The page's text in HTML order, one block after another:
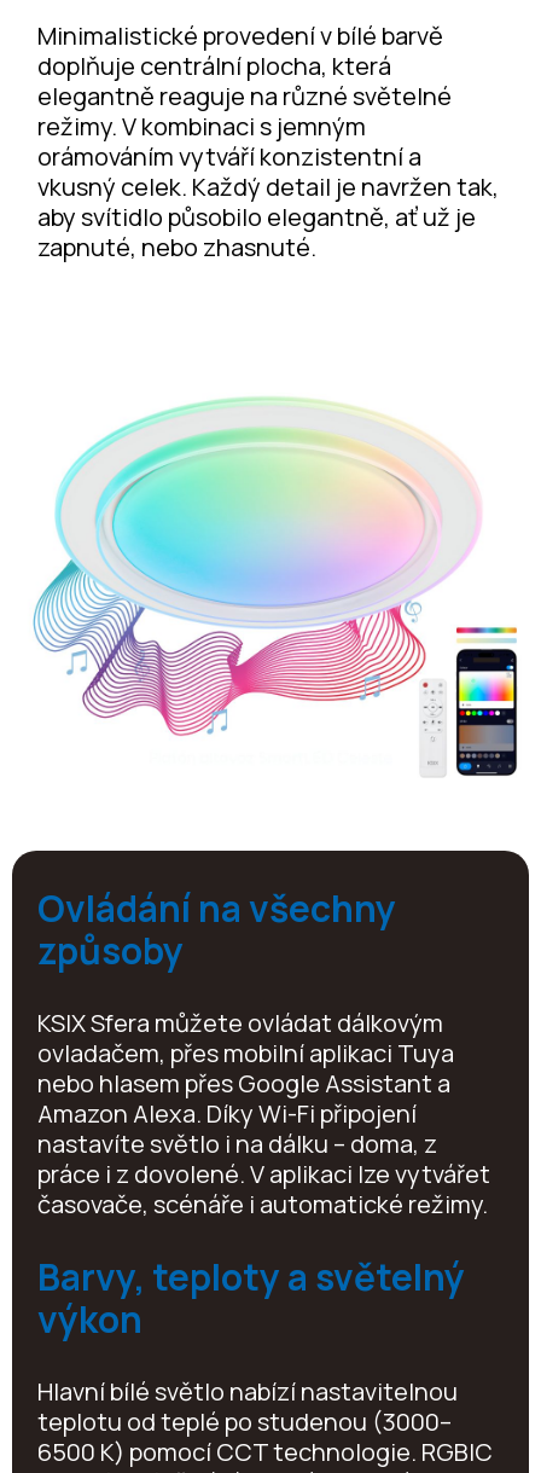
Minimalistické provedení v bílé barvě
doplňuje centrální plocha, která
elegantně reaguje na různé světelné
režimy. V kombinaci s jemným
orámováním vytváří konzistentní a
vkusný celek. Každý detail je navržen tak,
aby svítidlo působilo elegantně, ať už je
zapnuté, nebo zhasnuté.
Ovládání na všechny
způsoby
KSIX Sfera můžete ovládat dálkovým
ovladačem, přes mobilní aplikaci Tuya
nebo hlasem přes Google Assistant a
Amazon Alexa. Díky Wi-Fi připojení
nastavíte světlo i na dálku – doma, z
práce i z dovolené. V aplikaci lze vytvářet
časovače, scénáře i automatické režimy.
Barvy, teploty a světelný
výkon
Hlavní bílé světlo nabízí nastavitelnou
teplotu od teplé po studenou (3000–
6500 K) pomocí CCT technologie. RGBIC